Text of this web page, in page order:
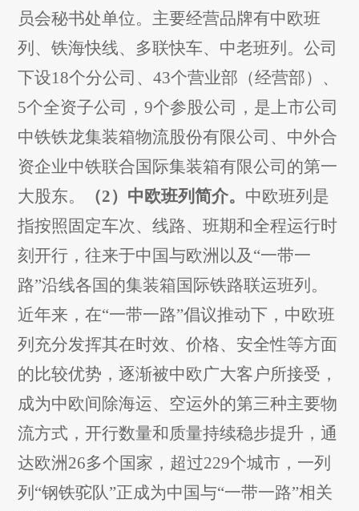
员会秘书处单位。主要经营品牌有中欧班
列、铁海快线、多联快车、中老班列。公司
下设18个分公司、 43个营业部 （经营部） 、
5个全资子公司， 9个参股公司，是上市公司
中铁铁龙集装箱物流股份有限公司、中外合
资企业中铁联合国际集装箱有限公司的第一
大股东。
（2）中欧班列简介。 中欧班列是
指按照固定车次、线路、班期和全程运行时
刻开行，往来于中国与欧洲以及 “一带一
路”沿线各国的集装箱国际铁路联运班列。
近年来，在“一带一路”倡议推动下，中欧班
列充分发挥其在时效、价格、安全性等方面
的比较优势，逐渐被中欧广大客户所接受，
成为中欧间除海运、空运外的第三种主要物
流方式，开行数量和质量持续稳步提升，通
达欧洲 26多个国家，超过229个城市，一列
列 “钢铁驼队”正成为中国与“一带一路”相关